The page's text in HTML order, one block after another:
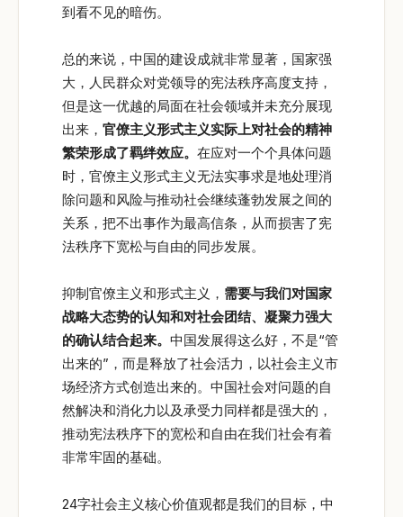
到看不见的暗伤。
总的来说，中国的建设成就非常显著，国家强
大，人民群众对党领导的宪法秩序高度支持，
但是这一优越的局面在社会领域并未充分展现
出来， 官僚主义形式主义实际上对社会的精神
繁荣形成了羁绊效应。 在应对一个个具体问题
时，官僚主义形式主义无法实事求是地处理消
除问题和风险与推动社会继续蓬勃发展之间的
关系，把不出事作为最高信条，从而损害了宪
法秩序下宽松与自由的同步发展。
抑制官僚主义和形式主义， 需要与我们对国家
战略大态势的认知和对社会团结、凝聚力强大
的确认结合起来。 中国发展得这么好，不是“管
出来的”，而是释放了社会活力，以社会主义市
场经济方式创造出来的。中国社会对问题的自
然解决和消化力以及承受力同样都是强大的，
推动宪法秩序下的宽松和自由在我们社会有着
非常牢固的基础。
24字社会主义核心价值观都是我们的目标，中